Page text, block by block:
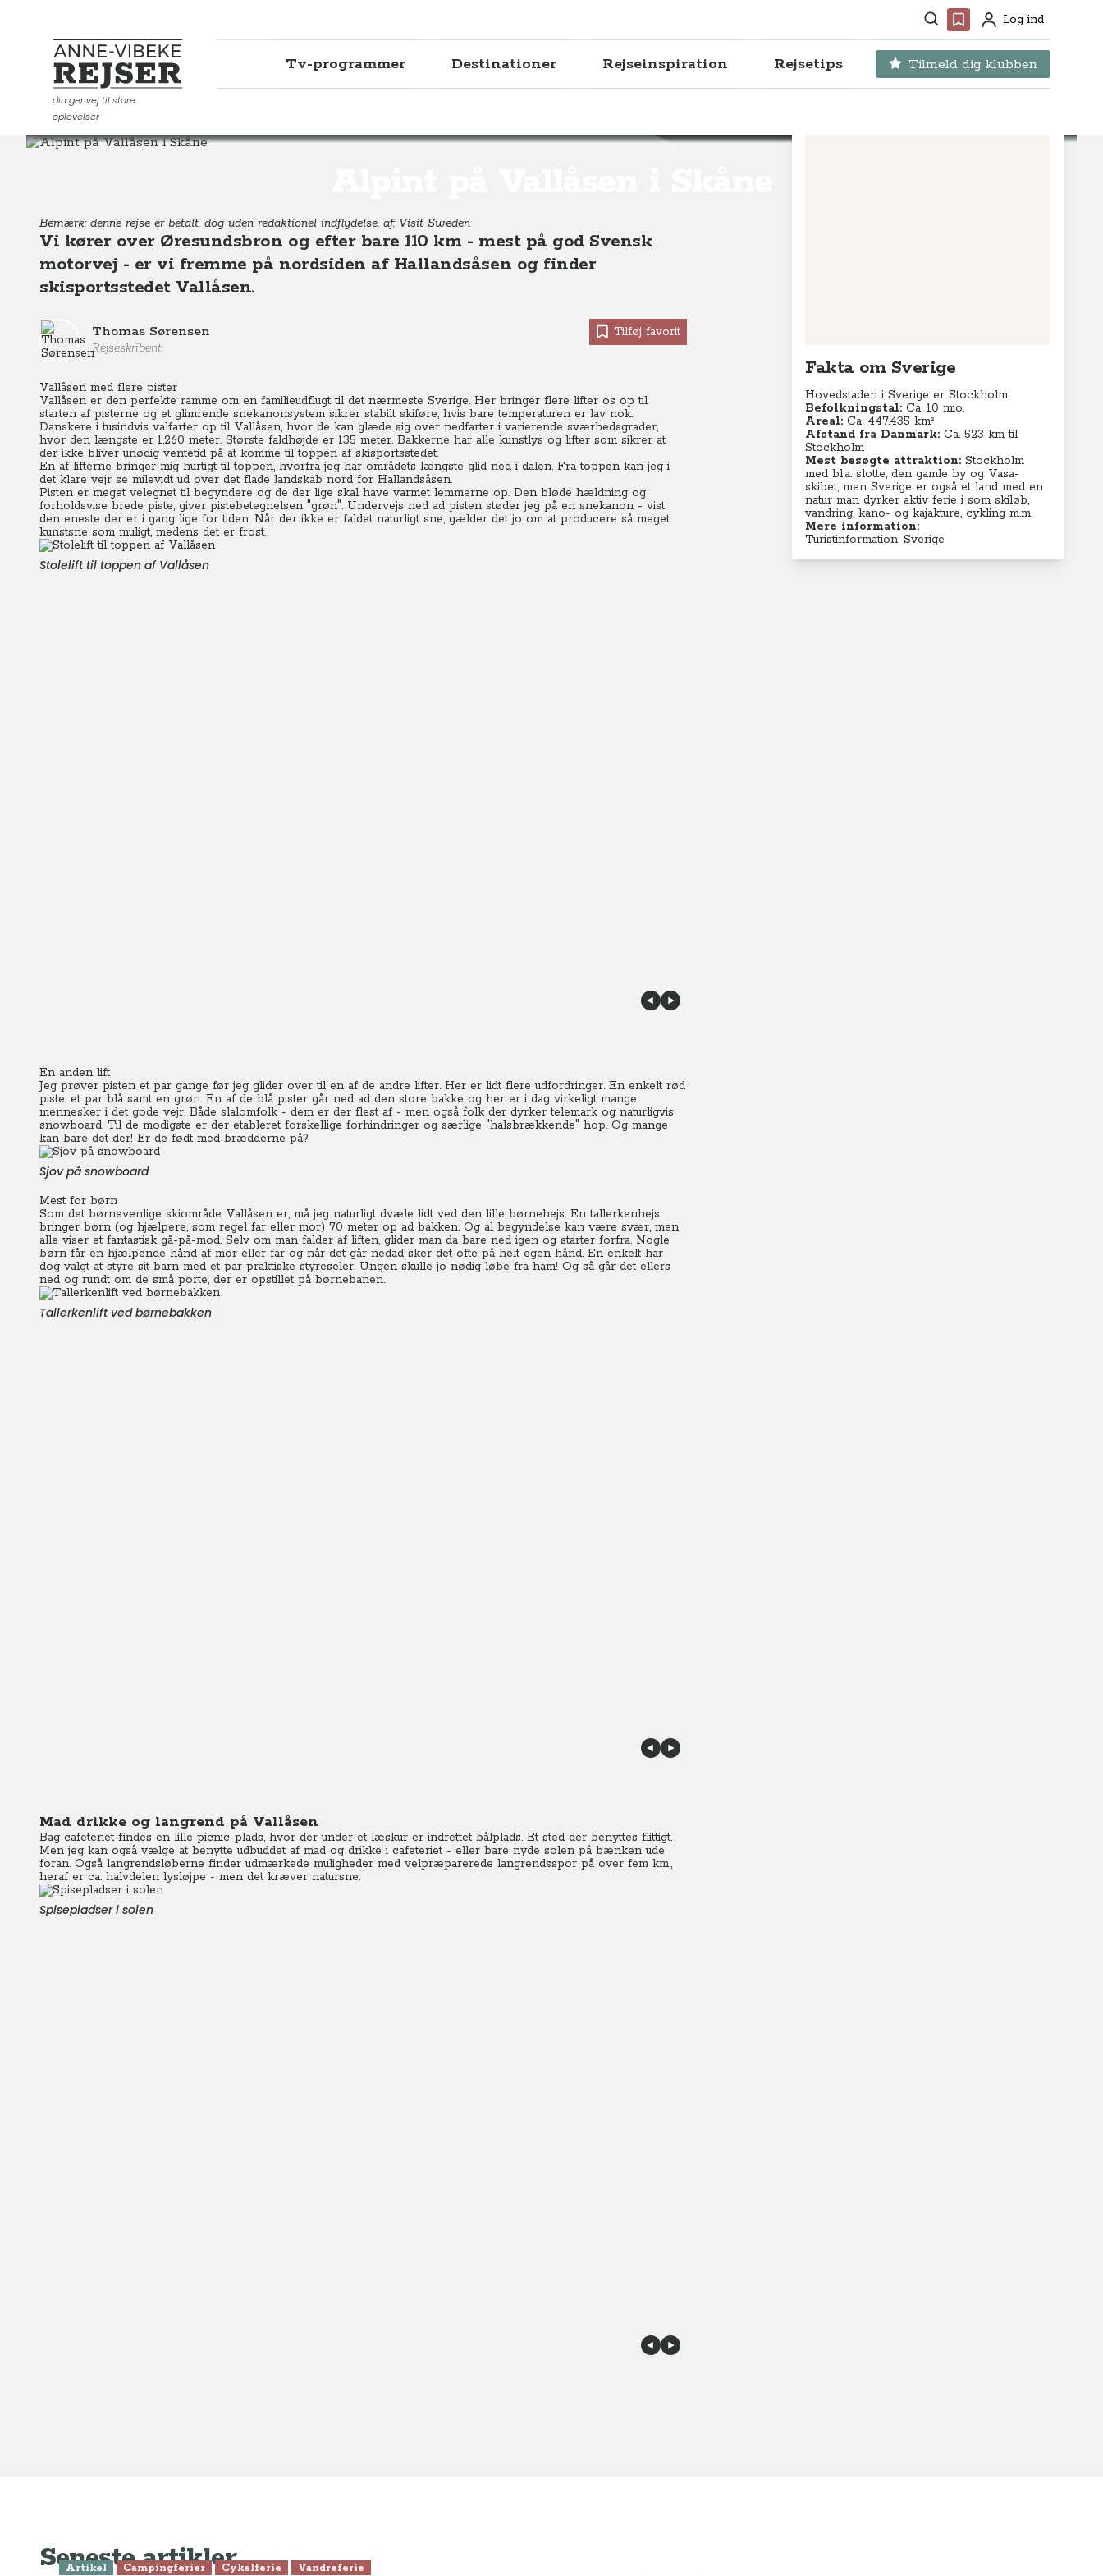
Søg Favoritter
ProfilLog ind
Anne-Vibeke Rejser
din genvej til store
oplevelser
Tv-programmer Destinationer Rejseinspiration Rejsetips Tilmeld dig klubben
Destinationer
Bemærk: denne rejse er betalt, dog uden redaktionel indflydelse, af: Visit Sweden
Vi kører over Øresundsbron og efter bare 110 km - mest på god Svensk
motorvej - er vi fremme på nordsiden af Hallandsåsen og finder
skisportsstedet Vallåsen.
Thomas Sørensen
Rejseskribent
Tilføj favorit
Vallåsen med flere pister
Vallåsen er den perfekte ramme om en familieudflugt til det nærmeste Sverige. Her bringer flere lifter os op til
starten af pisterne og et glimrende snekanonsystem sikrer stabilt skiføre, hvis bare temperaturen er lav nok.
Danskere i tusindvis valfarter op til Vallåsen, hvor de kan glæde sig over nedfarter i varierende sværhedsgrader,
hvor den længste er 1.260 meter. Største faldhøjde er 135 meter. Bakkerne har alle kunstlys og lifter som sikrer at
der ikke bliver unødig ventetid på at komme til toppen af skisportsstedet.
En af lifterne bringer mig hurtigt til toppen, hvorfra jeg har områdets længste glid ned i dalen. Fra toppen kan jeg i
det klare vejr se milevidt ud over det flade landskab nord for Hallandsåsen.
Pisten er meget velegnet til begyndere og de der lige skal have varmet lemmerne op. Den bløde hældning og
forholdsvise brede piste, giver pistebetegnelsen "grøn". Undervejs ned ad pisten støder jeg på en snekanon - vist
den eneste der er i gang lige for tiden. Når der ikke er faldet naturligt sne, gælder det jo om at producere så meget
kunstsne som muligt, medens det er frost.
Stolelift til toppen af Vallåsen
En anden lift
Jeg prøver pisten et par gange før jeg glider over til en af de andre lifter. Her er lidt flere udfordringer. En enkelt rød
piste, et par blå samt en grøn. En af de blå pister går ned ad den store bakke og her er i dag virkeligt mange
mennesker i det gode vejr. Både slalomfolk - dem er der flest af - men også folk der dyrker telemark og naturligvis
snowboard. Til de modigste er der etableret forskellige forhindringer og særlige "halsbrækkende" hop. Og mange
kan bare det der! Er de født med brædderne på?
Sjov på snowboard
Mest for børn
Som det børnevenlige skiområde Vallåsen er, må jeg naturligt dvæle lidt ved den lille børnehejs. En tallerkenhejs
bringer børn (og hjælpere, som regel far eller mor) 70 meter op ad bakken. Og al begyndelse kan være svær, men
alle viser et fantastisk gå-på-mod. Selv om man falder af liften, glider man da bare ned igen og starter forfra. Nogle
børn får en hjælpende hånd af mor eller far og når det går nedad sker det ofte på helt egen hånd. En enkelt har
dog valgt at styre sit barn med et par praktiske styreseler. Ungen skulle jo nødig løbe fra ham! Og så går det ellers
ned og rundt om de små porte, der er opstillet på børnebanen.
Tallerkenlift ved børnebakken
Mad drikke og langrend på Vallåsen
Bag cafeteriet findes en lille picnic-plads, hvor der under et læskur er indrettet bålplads. Et sted der benyttes flittigt.
Men jeg kan også vælge at benytte udbuddet af mad og drikke i cafeteriet - eller bare nyde solen på bænken ude
foran. Også langrendsløberne finder udmærkede muligheder med velpræparerede langrendsspor på over fem km.,
heraf er ca. halvdelen lysløjpe - men det kræver natursne.
Spisepladser i solen
Fakta om Sverige
Hovedstaden i Sverige er Stockholm.
Befolkningstal: Ca. 10 mio.
Areal: Ca. 447.435 km²
Afstand fra Danmark: Ca. 523 km til
Stockholm
Mest besøgte attraktion: Stockholm
med bl.a. slotte, den gamle by og Vasa-
skibet, men Sverige er også et land med en
natur man dyrker aktiv ferie i som skiløb,
vandring, kano- og kajakture, cykling m.m.
Mere information:
Turistinformation: Sverige
Seneste artikler
Artikel Campingferier Cykelferie Vandreferie